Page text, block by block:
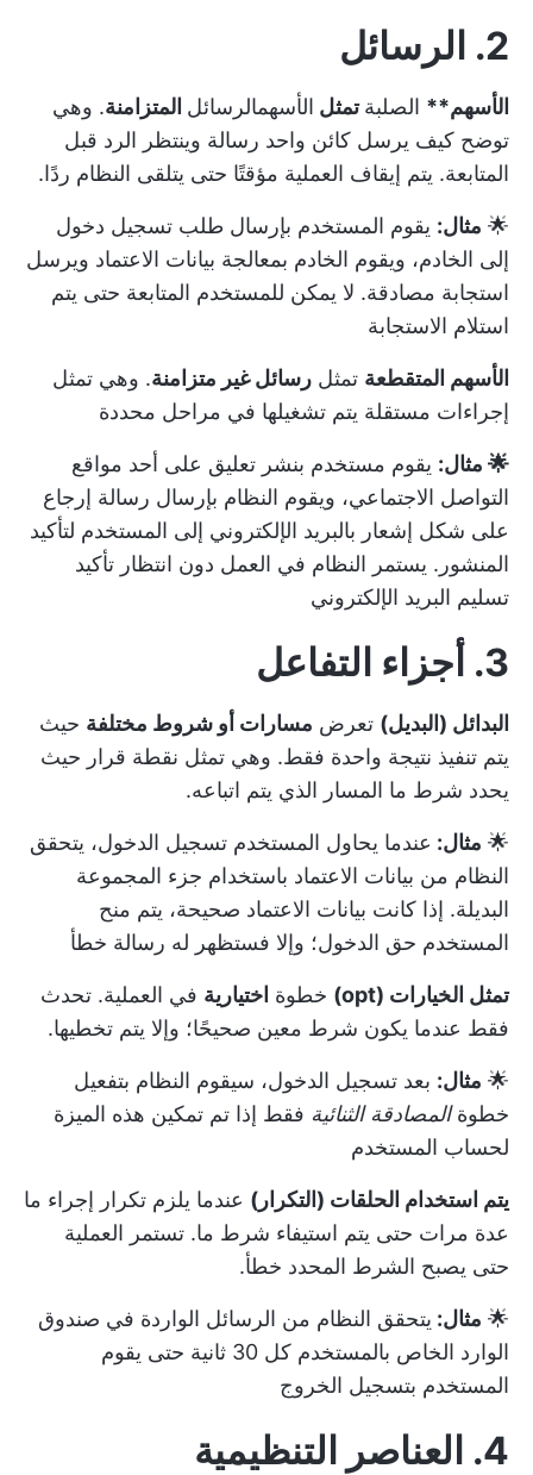
2. الرسائل
الأسهم** الصلبةتمثل الأسهمالرسائل المتزامنة. وهي
توضح كيف يرسل كائن واحد رسالة وينتظر الرد قبل
المتابعة. يتم إيقاف العملية مؤقتًا حتى يتلقى النظام ردًا.
🌟 مثال: يقوم المستخدم بإرسال طلب تسجيل دخول
إلى الخادم، ويقوم الخادم بمعالجة بيانات الاعتماد ويرسل
استجابة مصادقة. لا يمكن للمستخدم المتابعة حتى يتم
استلام الاستجابة
الأسهم المتقطعة تمثل رسائل غير متزامنة. وهي تمثل
إجراءات مستقلة يتم تشغيلها في مراحل محددة
🌟 مثال: يقوم مستخدم بنشر تعليق على أحد مواقع
التواصل الاجتماعي، ويقوم النظام بإرسال رسالة إرجاع
على شكل إشعار بالبريد الإلكتروني إلى المستخدم لتأكيد
المنشور. يستمر النظام في العمل دون انتظار تأكيد
تسليم البريد الإلكتروني
3. أجزاء التفاعل
البدائل (البديل) تعرض مسارات أو شروط مختلفة حيث
يتم تنفيذ نتيجة واحدة فقط. وهي تمثل نقطة قرار حيث
يحدد شرط ما المسار الذي يتم اتباعه.
🌟 مثال: عندما يحاول المستخدم تسجيل الدخول، يتحقق
النظام من بيانات الاعتماد باستخدام جزء المجموعة
البديلة. إذا كانت بيانات الاعتماد صحيحة، يتم منح
المستخدم حق الدخول؛ وإلا فستظهر له رسالة خطأ
تمثل الخيارات (opt) خطوة اختيارية في العملية. تحدث
فقط عندما يكون شرط معين صحيحًا؛ وإلا يتم تخطيها.
🌟 مثال: بعد تسجيل الدخول، سيقوم النظام بتفعيل
خطوةالمصادقة الثنائية فقط إذا تم تمكين هذه الميزة
لحساب المستخدم
يتم استخدام الحلقات (التكرار) عندما يلزم تكرار إجراء ما
عدة مرات حتى يتم استيفاء شرط ما. تستمر العملية
حتى يصبح الشرط المحدد خطأ.
🌟 مثال: يتحقق النظام من الرسائل الواردة في صندوق
الوارد الخاص بالمستخدم كل 30 ثانية حتى يقوم
المستخدم بتسجيل الخروج
4. العناصر التنظيمية